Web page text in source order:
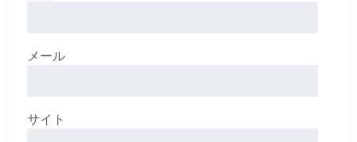
メール
サイト